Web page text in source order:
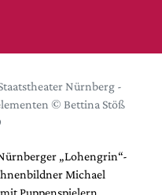
Nürnberg -
© Bettina Stöß
„Lohengrin“-
Michael
Puppenspielern